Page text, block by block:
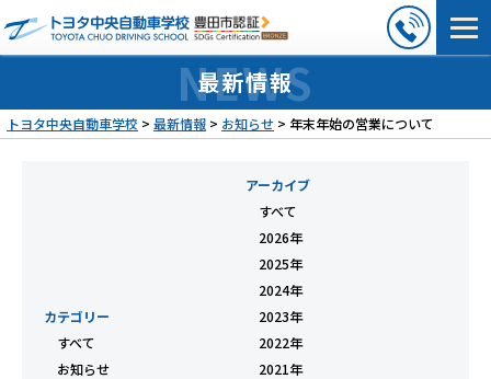
最新情報
トヨタ中央自動車学校 > 最新情報 > お知らせ > 年末年始の営業について
カテゴリー
すべて
お知らせ
アーカイブ
すべて
2026年
2025年
2024年
2023年
2022年
2021年